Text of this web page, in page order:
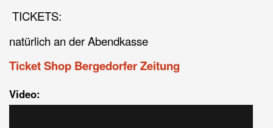
TICKETS:
natürlich an der Abendkasse
Ticket Shop Bergedorfer Zeitung
Video: